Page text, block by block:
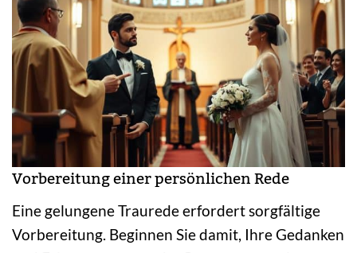
Vorbereitung einer persönlichen Rede
Eine gelungene Traurede erfordert sorgfältige
Vorbereitung. Beginnen Sie damit, Ihre Gedanken